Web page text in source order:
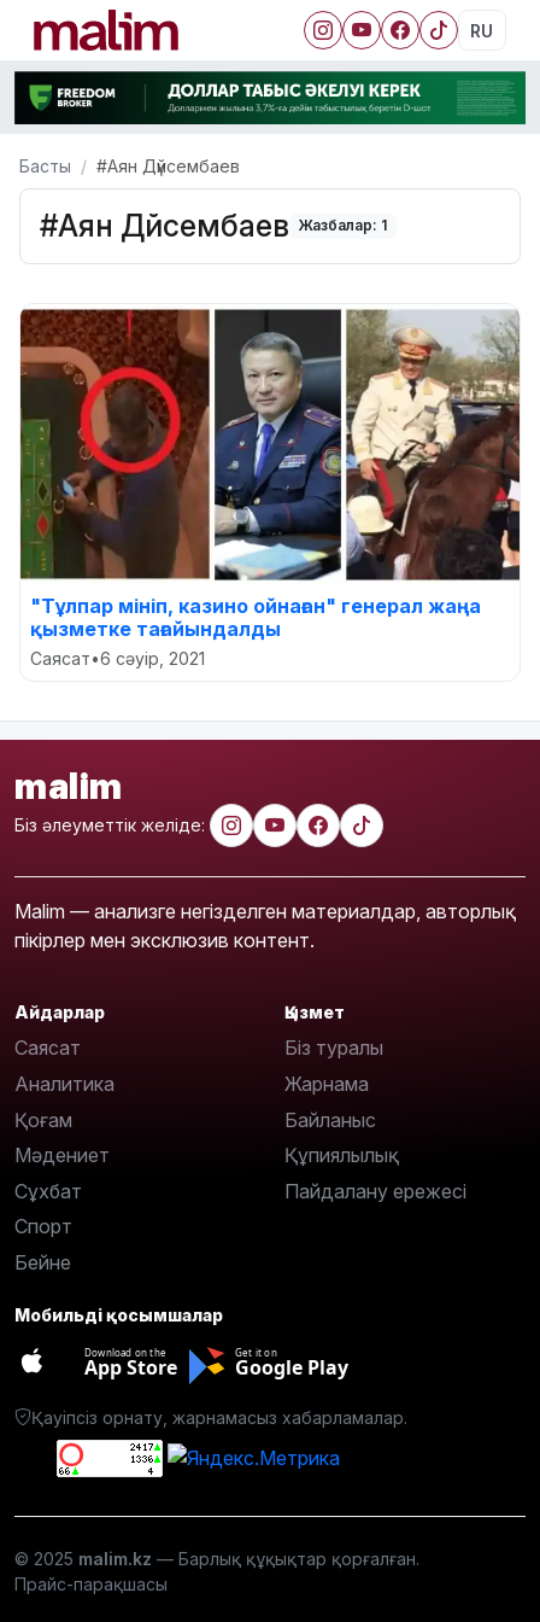
RU
Басты #Аян Дүйсембаев
#Аян Дүйсембаев Жазбалар: 1
"Тұлпар мініп, казино ойнаған" генерал жаңа
қызметке тағайындалды
Саясат•6 сәуір, 2021
malim
Біз әлеуметтік желіде:
Malim — анализге негізделген материалдар, авторлық
пікірлер мен эксклюзив контент.
Айдарлар
Саясат
Аналитика
Қоғам
Мәдениет
Сұхбат
Спорт
Бейне
Қызмет
Біз туралы
Жарнама
Байланыс
Құпиялылық
Пайдалану ережесі
Мобильді қосымшалар
Download on the
App Store
Get it on
Google Play
Қауіпсіз орнату, жарнамасыз хабарламалар.
© 2025 malim.kz — Барлық құқықтар қорғалған.
Прайс-парақшасы